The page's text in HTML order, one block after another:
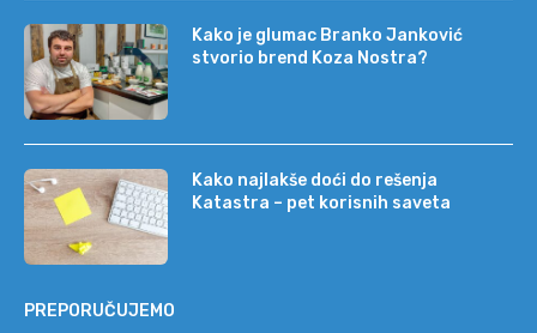
Kako je glumac Branko Janković
stvorio brend Koza Nostra?
Kako najlakše doći do rešenja
Katastra – pet korisnih saveta
PREPORUČUJEMO